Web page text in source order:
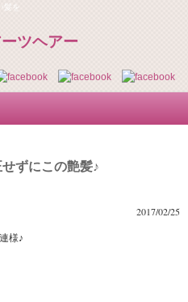
髪を
ずにこの艶髪♪
2017/02/25
様♪